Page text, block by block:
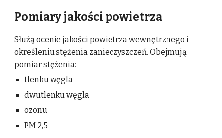
Pomiary jakości powietrza
Służą ocenie jakości powietrza wewnętrznego i
określeniu stężenia zanieczyszczeń. Obejmują
pomiar stężenia:
tlenku węgla
dwutlenku węgla
ozonu
PM 2,5